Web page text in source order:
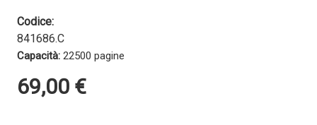
Codice:
841686.C
Capacità: 22500 pagine
69,00 €